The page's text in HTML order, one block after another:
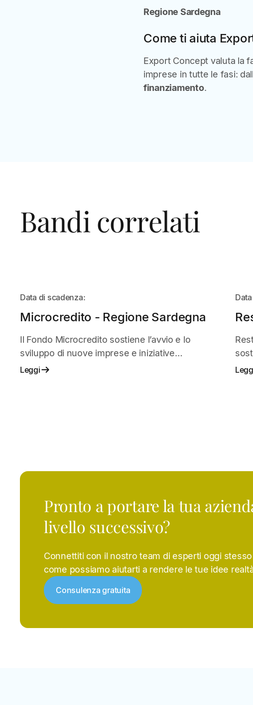
Regione Sardegna
Come ti aiuta
Export Concept valuta la
imprese in tutte le fasi:
finanziamento.
Bandi correlati
ARRIVO
Data di scadenza:
Microcredito - Regione Sardegna
Il Fondo Microcredito sostiene l’avvio e lo
sviluppo di nuove imprese e iniziative
imprenditoriali in fase di start-up.
Leggi
Pronto a portare la tua
livello successivo?
Connettiti con il nostro team di esperti oggi
come possiamo aiutarti a rendere le tue idee
Consulenza gratuita